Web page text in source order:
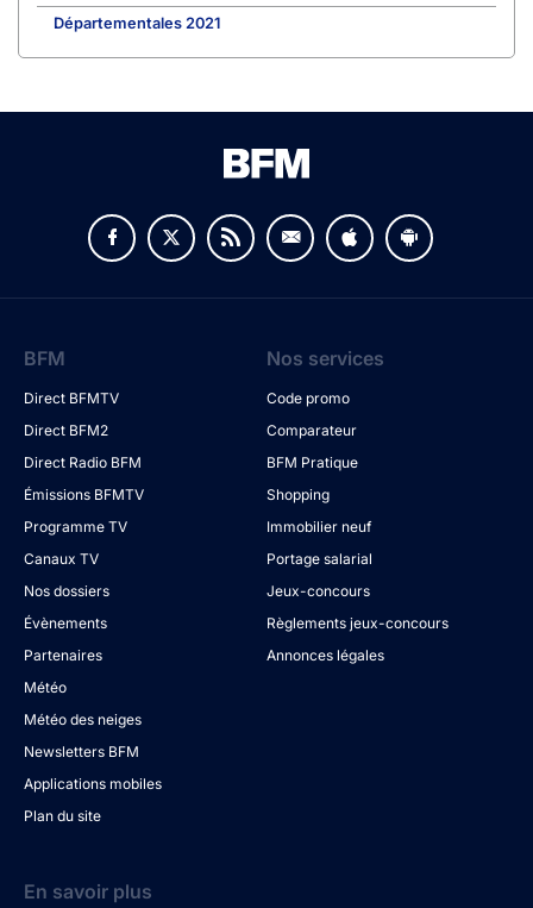
Départementales 2021
BFM
Direct BFMTV
Direct BFM2
Direct Radio BFM
Émissions BFMTV
Programme TV
Canaux TV
Nos dossiers
Évènements
Partenaires
Météo
Météo des neiges
Newsletters BFM
Applications mobiles
Plan du site
Nos services
Code promo
Comparateur
BFM Pratique
Shopping
Immobilier neuf
Portage salarial
Jeux-concours
Règlements jeux-concours
Annonces légales
En savoir plus